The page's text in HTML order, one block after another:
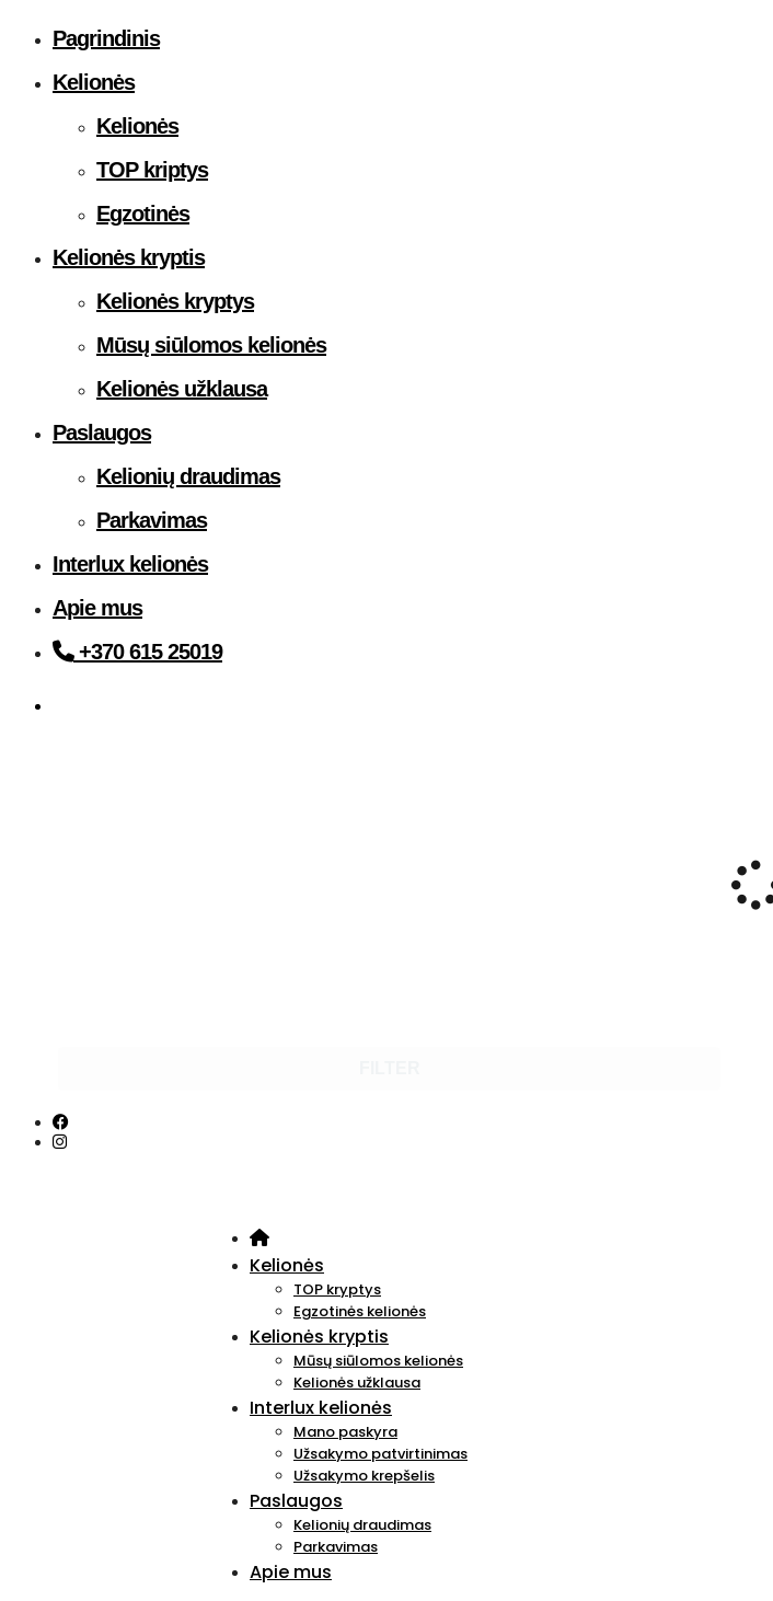
Pagrindinis
Kelionės
Kelionės
TOP kriptys
Egzotinės
Kelionės kryptis
Kelionės kryptys
Mūsų siūlomos kelionės
Kelionės užklausa
Paslaugos
Kelionių draudimas
Parkavimas
Interlux kelionės
Apie mus
+370 615 25019
Kelionės
TOP kryptys
Egzotinės kelionės
Kelionės kryptis
Mūsų siūlomos kelionės
Kelionės užklausa
Interlux kelionės
Mano paskyra
Užsakymo patvirtinimas
Užsakymo krepšelis
Paslaugos
Kelionių draudimas
Parkavimas
Apie mus